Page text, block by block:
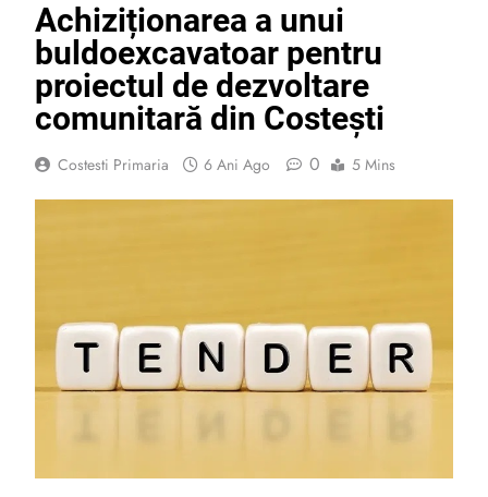
Achiziționarea a unui
buldoexcavatoar pentru
proiectul de dezvoltare
comunitară din Costești
Costesti Primaria 6 Ani Ago 0 5 Mins